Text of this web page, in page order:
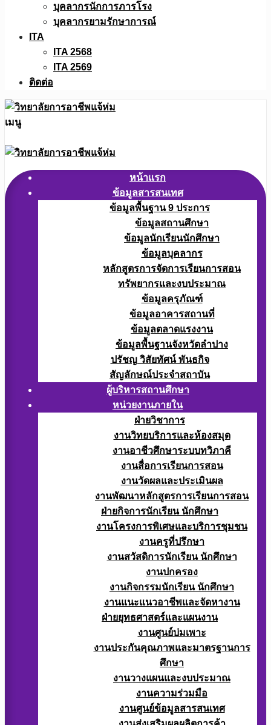
บุคลากรนักการภารโรง
บุคลากรยามรักษาการณ์
ITA
ITA 2568
ITA 2569
ติดต่อ
เมนู
หน้าแรก
ข้อมูลสารสนเทศ
ข้อมูลพื้นฐาน 9 ประการ
ข้อมูลสถานศึกษา
ข้อมูลนักเรียนนักศึกษา
ข้อมูลบุคลากร
หลักสูตรการจัดการเรียนการสอน
ทรัพยากรและงบประมาณ
ข้อมูลครุภัณฑ์
ข้อมูลอาคารสถานที่
ข้อมูลตลาดแรงงาน
ข้อมูลพื้นฐานจังหวัดลำปาง
ปรัชญ วิสัยทัศน์ พันธกิจ
สัญลักษณ์ประจำสถาบัน
ผู้บริหารสถานศึกษา
หน่วยงานภายใน
ฝ่ายวิชาการ
งานวิทยบริการและห้องสมุด
งานอาชีวศึกษาระบบทวิภาคี
งานสื่อการเรียนการสอน
งานวัดผลและประเมินผล
งานพัฒนาหลักสูตรการเรียนการสอน
ฝ่ายกิจการนักเรียน นักศึกษา
งานโครงการพิเศษและบริการชุมชน
งานครูที่ปรึกษา
งานสวัสดิการนักเรียน นักศึกษา
งานปกครอง
งานกิจกรรมนักเรียน นักศึกษา
งานแนะแนวอาชีพและจัดหางาน
ฝ่ายยุทธศาสตร์และแผนงาน
งานศูนย์บ่มเพาะ
งานประกันคุณภาพและมาตรฐานการ
ศึกษา
งานวางแผนและงบประมาณ
งานความร่วมมือ
งานศูนย์ข้อมูลสารสนเทศ